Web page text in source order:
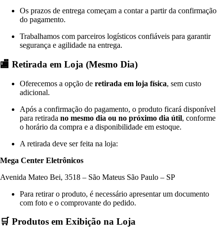
Os prazos de entrega começam a contar a partir da confirmação
do pagamento.
Trabalhamos com parceiros logísticos confiáveis para garantir
segurança e agilidade na entrega.
🏬 Retirada em Loja (Mesmo Dia)
Oferecemos a opção de retirada em loja física, sem custo
adicional.
Após a confirmação do pagamento, o produto ficará disponível
para retirada no mesmo dia ou no próximo dia útil, conforme
o horário da compra e a disponibilidade em estoque.
A retirada deve ser feita na loja:
Mega Center Eletrônicos
Avenida Mateo Bei, 3518 – São Mateus São Paulo – SP
Para retirar o produto, é necessário apresentar um documento
com foto e o comprovante do pedido.
🛒 Produtos em Exibição na Loja